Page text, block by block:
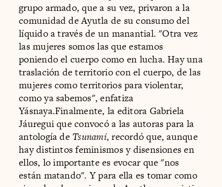
grupo armado, que a su vez, privaron a la
comunidad de Ayutla de su consumo del
líquido a través de un manantial. "Otra vez
las mujeres somos las que estamos
poniendo el cuerpo como en lucha. Hay una
traslación de territorio con el cuerpo, de las
mujeres como territorios para violentar,
como ya sabemos", enfatiza
Yásnaya.Finalmente, la editora Gabriela
Jáuregui que convocó a las autoras para la
antología de Tsunami, recordó que, aunque
hay distintos feminismos y disensiones en
ellos, lo importante es evocar que "nos
están matando". Y para ella es tomar como